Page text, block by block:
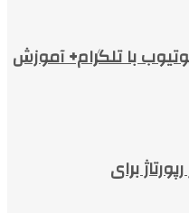
از یوتیوب با تلگرام+ آموزش
برای